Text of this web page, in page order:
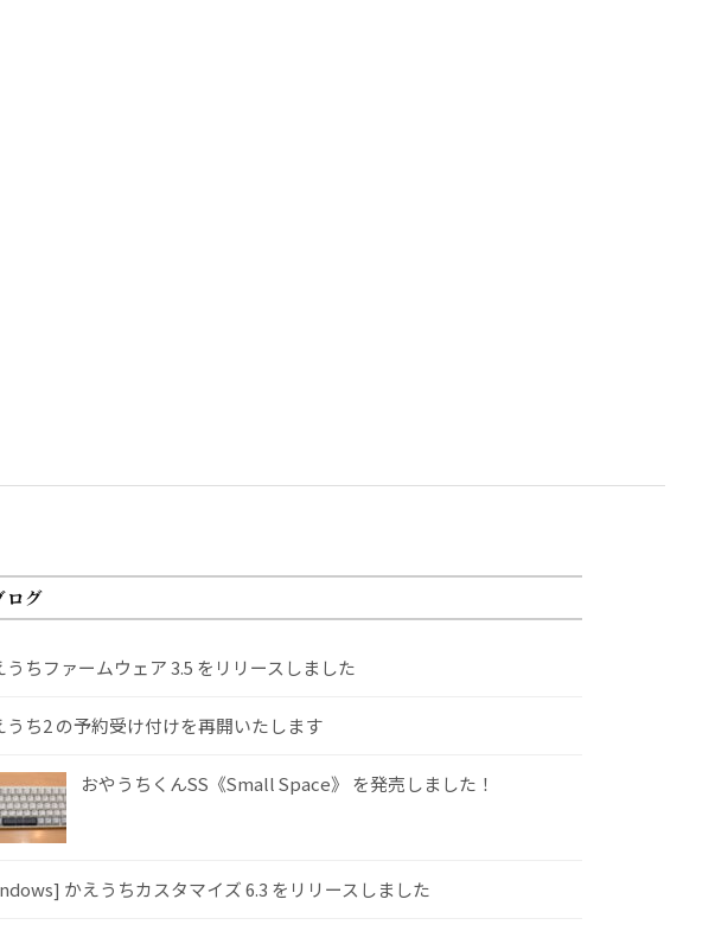
ログ
うちファームウェア 3.5 をリリースしました
うち2 の予約受け付けを再開いたします
おやうちくんSS《Small Space》 を発売しました！
かえうちカスタマイズ 6.3 をリリースしました